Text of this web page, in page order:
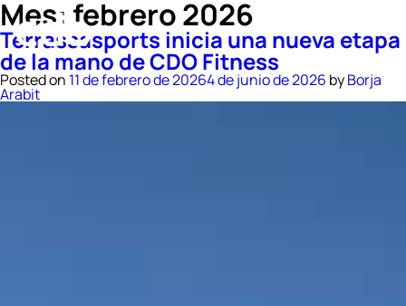
Mes: febrero 2026
Terrassasports inicia una nueva etapa
de la mano de CDO Fitness
Posted on 11 de febrero de 20264 de junio de 2026 byBorja
Arabit